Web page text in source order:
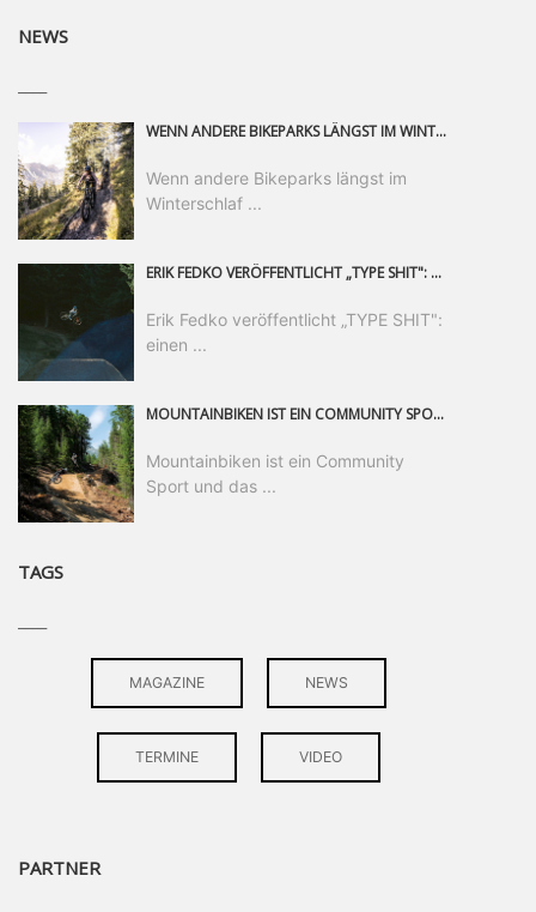
NEWS
WENN ANDERE BIKEPARKS LÄNGST IM WINTERSCHLAF SIND, IST MAN IN SAALFELDEN LEOGANG IMMER NOCH AM MOUNTAINBIKEN. IST DER HERBST DIE SCHÖNSTE ZEIT DES JAHRES? AUF DEN TRAILS RUND UM SAALFELDEN LEOGANG UND IM EPIC BIKEPARK LEOGANG IST ER DAS AUF JEDEN FALL – UND DIE GEFÜHLT DIE LÄNGSTE NOCH DAZU. NOCH BIS MINDESTENS 8. NOVEMBER STEHT DAS PINZGAUER MOUNTAINBIKE-PARADIES ALLEN RIDERN OFFEN, DIE EINFACH NICHT GENUG KRIEGEN KÖNNEN. DABEI HÄLT DIE GOLDENE JAHRESZEIT IN SAALFELDEN LEOGANG WEIT MEHR ALS LINES, TRAILS UND HERBSTPANORAMEN BEREIT: MIT DEM BIKE FESTIVAL, VERSCHIEDENEN LADIES SHRED EVENTS UND EINEM DIE GESAMTE SAISON ANDAUERNDEN PHOTO CONTEST ZUM 25-JÄHRIGEN BIKEPARK-JUBILÄUM GIBT ES RUND UM ÖSTERREICHS ÄLTESTEN BIKEPARK EINIGES ZU ERLEBEN.
Wenn andere Bikeparks längst im
Winterschlaf ...
ERIK FEDKO VERÖFFENTLICHT „TYPE SHIT": EINEN 23-MINÜTIGEN MOUNTAINBIKE-FILM, ÜBER DREI JAHRE RUND UM DIE WELT GEDREHT. ZEITGLEICH LAUNCHT ER DIE GLEICHNAMIGE KOLLEKTION SEINER BRAND TYPE. EIN SEGMENT DES FILMS ERSCHEINT SEPARAT AUF RED BULL BIKE.
Erik Fedko veröffentlicht „TYPE SHIT":
einen ...
MOUNTAINBIKEN IST EIN COMMUNITY SPORT UND DAS BEWEIST SICH IN DER BIKE REPUBLIC SÖLDEN GERADE EINDRUCKSVOLL AUF ALLEN LEVELN. FREERIDE PROFI, SHAPERIN UND FRISCH GEWÄHLTE SWATCH NINES MVP VERO SANDLER IST BEGEISTERT VON DER VIELFALT DER BIKE DESTINATION, DER NEUEN JUMPLINE UND PLÄDIERT FÜR MUT BEI (FRAUEN) COMMUNITIES. VERO UND IHR VERLOBTER SAM HODGES VERBRINGEN MEHRERE MONATE IN DER BIKE REPUBLIC UND LASSEN UNS DARAN TEILHABEN. UM COMMUNITY GEHT ES AUCH BEI DER PARTNERSCHAFT ZWISCHEN SÖLDEN UND DEM NEUEN RIDERS PARK DONOVALY IN DER SLOWAKEI: DER DORTIGE TOURISMUSDIREKTOR JIRI PEC IST ÜBERZEUGT: VON MEHR BIKEPARKS PROFITIERT DIE GANZE MTB-SZENE – UND MIT DOMINIK LINSER, GESCHÄFTSFÜHRER DER BRS, HAT ER DAMIT DEN PERFEKTEN PARTNER GEFUNDEN.
Mountainbiken ist ein Community
Sport und das ...
TAGS
MAGAZINE NEWS
TERMINE VIDEO
PARTNER